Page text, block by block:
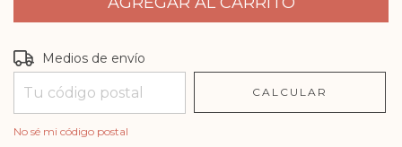
Entregas para el CP:
Medios de envío
CALCULAR
No sé mi código postal